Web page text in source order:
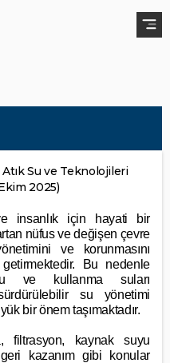
Su ve Teknolojileri
2025)
insanlık için hayati bir
nüfus ve değişen çevre
ve korunmasını
Bu nedenle
ve kullanma suları
su yönetimi
bir önem taşımaktadır.
filtrasyon, kaynak suyu
kazanım gibi konular